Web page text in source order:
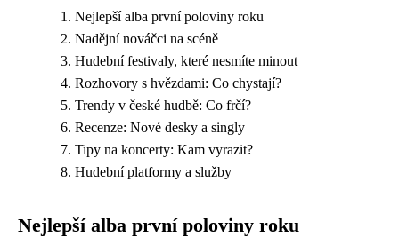
Nejlepší alba první poloviny roku
Nadějní nováčci na scéně
Hudební festivaly, které nesmíte minout
Rozhovory s hvězdami: Co chystají?
Trendy v české hudbě: Co frčí?
Recenze: Nové desky a singly
Tipy na koncerty: Kam vyrazit?
Hudební platformy a služby
Nejlepší alba první poloviny roku